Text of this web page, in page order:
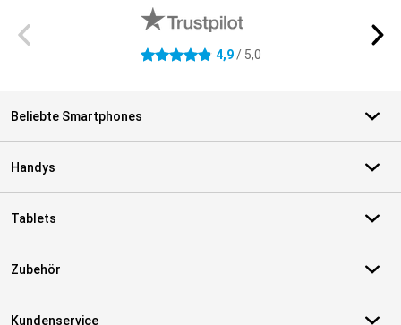
4.9 Sterne 4,9/ 5,0
Beliebte Smartphones
Handys
Tablets
Zubehör
Kundenservice